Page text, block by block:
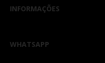
INFORMAÇÕES
WHATSAPP